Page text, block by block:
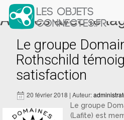
Articles avec le tag
Le groupe
Rothschild
satisfaction
20 février 2018 | Auteur:
Le groupe
(Lafite) est